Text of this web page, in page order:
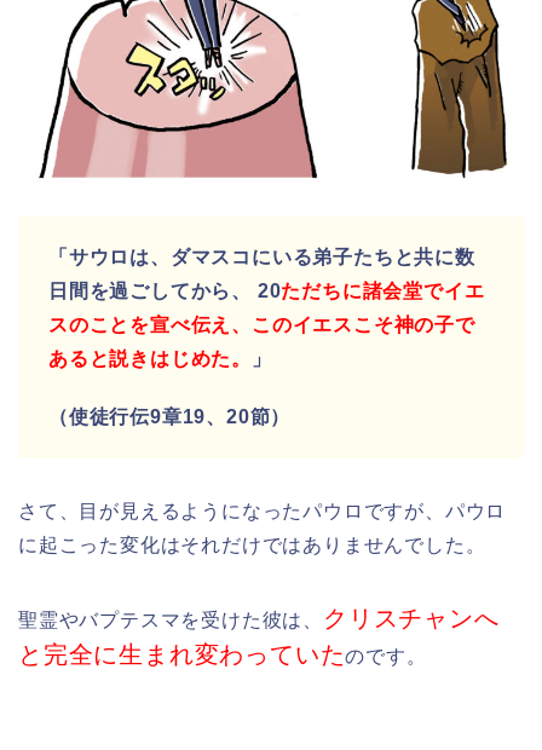
「サウロは、ダマスコにいる弟子たちと共に数
日間を過ごしてから、 20ただちに諸会堂でイエ
スのことを宣べ伝え、このイエスこそ神の子で
あると説きはじめた。
」
（使徒行伝9章19、20節）
さて、目が見えるようになったパウロですが、パウロ
に起こった変化はそれだけではありませんでした。
聖霊やバプテスマを受けた彼は、
クリスチャンへ
と完全に生まれ変わっていたのです。